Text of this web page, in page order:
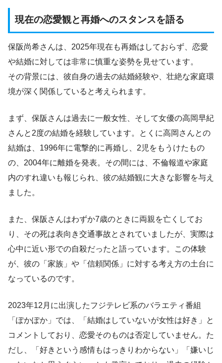
現在の恋愛観と再婚へのスタンスを語る
保阪尚希さんは、2025年現在も再婚はしておらず、恋愛
や結婚に対しては非常に慎重な姿勢を見せています。
その背景には、彼自身の過去の結婚経験や、壮絶な家庭環
境が深く関係していると考えられます。
まず、保阪さんは過去に一般女性、そして女優の高岡早紀
さんと2度の結婚を経験しています。とくに高岡さんとの
結婚は、1996年に電撃的に再婚し、2児をもうけたもの
の、2004年に離婚を発表。その間には、不倫報道や家庭
内のすれ違いも報じられ、彼の結婚観に大きな影響を与え
ました。
また、保阪さんはわずか7歳のときに両親を亡くしてお
り、その死は表向き交通事故とされていましたが、実際は
心中に近い形での自殺だったと語っています。この体験
が、彼の「家族」や「信頼関係」に対する考え方の土台に
なっているのです。
2023年12月に出演したフジテレビ系のバラエティ番組
「ぽかぽか」では、「結婚はしていないが女性は好き」と
コメントしており、恋愛そのものは否定していません。た
だし、「好きという感情もはっきりわからない」「嫌いじ